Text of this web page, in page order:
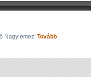
Nagylemez! Tovább